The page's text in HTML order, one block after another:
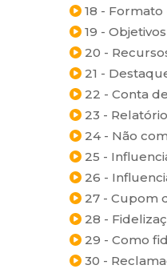
18 -
19 - Objetivos
20 -
21 -
22 - Conta
23 -
24 - Não
25 -
26 -
27 - Cupom
28 -
29 - Como
30 -